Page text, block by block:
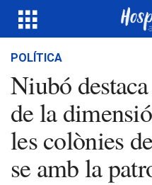
POLÍTICA
Niubó
de la
les colònies
se amb la